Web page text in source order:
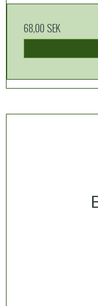
68,00 SEK